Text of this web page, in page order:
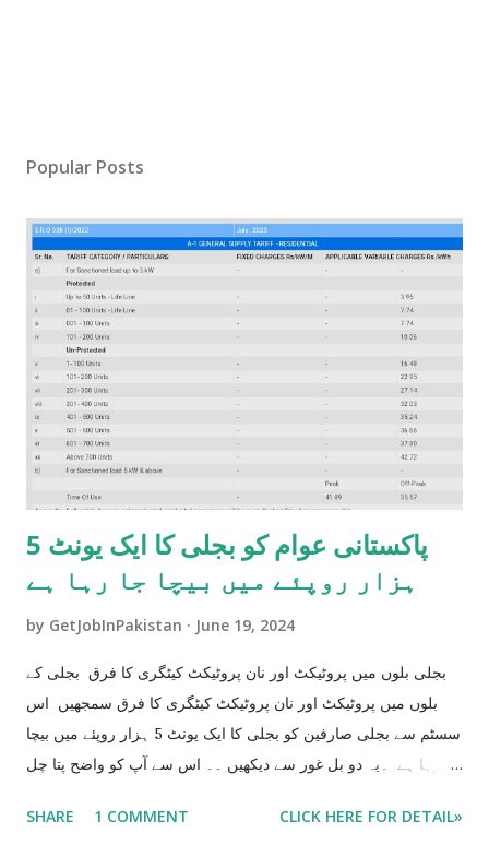
Popular Posts
پاکستانی عوام کو بجلی کا ایک یونٹ 5
ہزار روپئے میں بیچا جا رہا ہے
by GetJobInPakistan June 19, 2024
بجلی بلوں میں پروٹیکٹ اور نان پروٹیکٹ کیٹگری کا فرق بجلی کے
بلوں میں پروٹیکٹ اور نان پروٹیکٹ کیٹگری کا فرق سمجھیں اس
سسٹم سے بجلی صارفین کو بجلی کا ایک یونٹ 5 ہزار روپئے میں بیچا
جا رہا ہے ۔یہ دو بل غور سے دیکھیں ۔۔ اس سے آپ کو واضح پتا چل
آپ کو اگلے 6 ماہ تک مزید تیس ھزار اضافی بل دینے پر مجبور
SHARE 1 COMMENT CLICK HERE FOR DETAIL»